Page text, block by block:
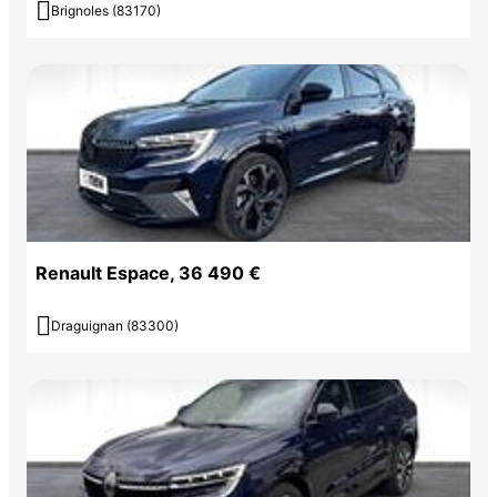
 Brignoles (83170)
Renault Espace, 36 490 €
 Draguignan (83300)